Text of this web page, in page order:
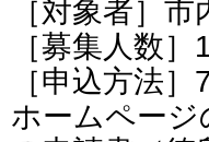
［対象者］
［募集人数
［申込方法
ホームペー